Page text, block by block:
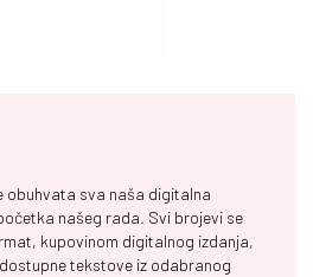
obuhvata sva naša digitalna
našeg rada. Svi brojevi se
kupovinom digitalnog izdanja,
tekstove iz odabranog